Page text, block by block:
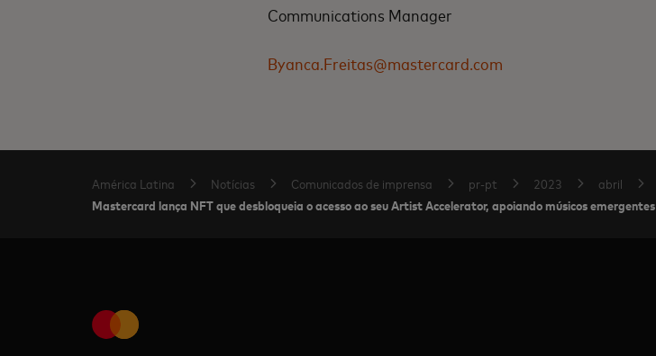
Communications Manager
Byanca.Freitas@mastercard.com
América Latina Notícias Comunicados de imprensa pr-pt 2023 abril
Mastercard lança NFT que desbloqueia o acesso ao seu Artist Accelerator, apoiando músicos emergentes